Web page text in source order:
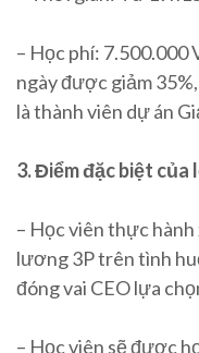
– Học phí:
ngày được giảm
là thành viên dự án
3. Điểm đặc biệt của
– Học viên thực
lương 3P trên tình
đóng vai CEO lựa
– Học viên sẽ được